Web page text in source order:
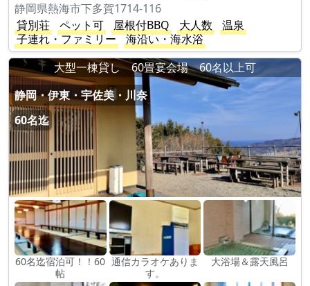
静岡県熱海市下多賀1714-116
貸別荘
ペット可 屋根付BBQ 大人数
温泉
子連れ・ファミリー
海沿い・海水浴
大型一棟貸し 60畳宴会場 60名以上可
静岡・伊東・宇佐美・川奈
60名迄
60名迄宿泊可！！60
帖
通信カラオケありま
す。
大浴場＆露天風呂